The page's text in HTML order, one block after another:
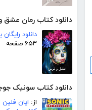
دانلود کتاب رمان
دانلود
۶۵۳ صفحه
دانلود کتاب سونیک
از: ایان فلین